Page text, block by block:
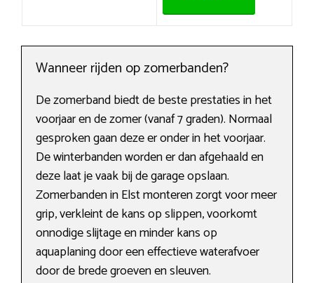
Wanneer rijden op zomerbanden?
De zomerband biedt de beste prestaties in het
voorjaar en de zomer (vanaf 7 graden). Normaal
gesproken gaan deze er onder in het voorjaar.
De winterbanden worden er dan afgehaald en
deze laat je vaak bij de garage opslaan.
Zomerbanden in Elst monteren zorgt voor meer
grip, verkleint de kans op slippen, voorkomt
onnodige slijtage en minder kans op
aquaplaning door een effectieve waterafvoer
door de brede groeven en sleuven.